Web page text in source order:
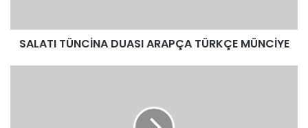
SALATI TÜNCİNA DUASI ARAPÇA TÜRKÇE MÜNCİYE